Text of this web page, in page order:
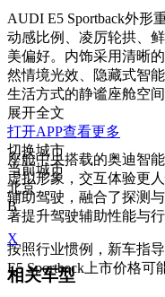
AUDI E5 Sportback外形
动感比例、凌厉轮拱、
美偏好。内饰采用清晰
然情境光效、隐藏式智
生活方式的静谧座舱空间
座舱中央搭载的奥迪智
虚拟形象，交互体验更
辅助驾驶，融合了探测
著提升驾驶辅助性能与行
按照行业惯例，新车指
E5 Sportback上市价格可
展开全文
打开APP查看更多
切换城市
当前城市
北京
B
X
相关车型